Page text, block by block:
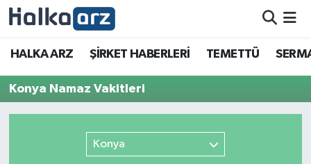
HALKA ARZ ŞİRKET HABERLERİ TEMETTÜ
Konya Namaz Vakitleri
Konya
HALKA ARZ
SERMAYE ARTIRIMI
TEMETTÜ